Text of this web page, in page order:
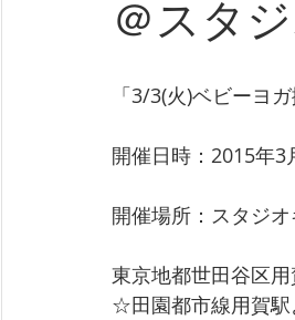
＠スタ
「3/3(火)ベビーヨ
開催日時：2015年
開催場所：スタジ
東京地都世田谷区
☆田園都市線用賀